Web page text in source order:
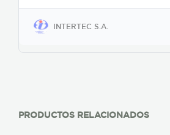
INTERTEC S.A.
PRODUCTOS RELACIONADOS